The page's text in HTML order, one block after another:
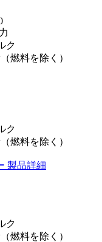
ク
燃料を除く）
ク
燃料を除く）
製品詳細
ク
燃料を除く）